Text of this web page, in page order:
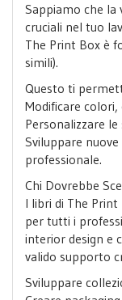
Sappiamo che la
cruciali nel tuo
The Print Box è
simili).
Questo ti
Modificare colori,
Personalizzare
Sviluppare
professionale.
Chi Dovrebbe
I libri di The
per tutti i
interior design e
valido supporto
Sviluppare